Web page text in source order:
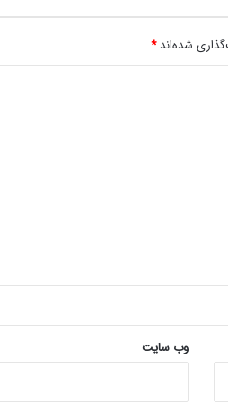
ت
ر
شده‌اند*
وب‌ سایت